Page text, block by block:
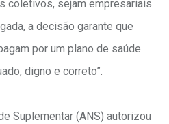
coletivos, sejam empresariais
a decisão garante que
por um plano de saúde
digno e correto”.
Suplementar (ANS) autorizou